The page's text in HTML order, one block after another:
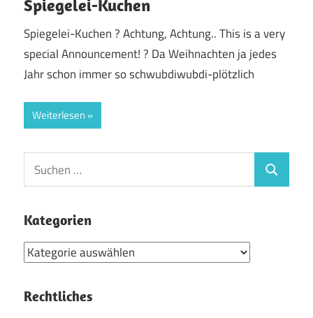
Spiegelei-Kuchen
Spiegelei-Kuchen ? Achtung, Achtung.. This is a very
special Announcement! ? Da Weihnachten ja jedes
Jahr schon immer so schwubdiwubdi-plötzlich
Weiterlesen
Suchen
nach:
Suchen
Kategorien
Kategorien
Rechtliches